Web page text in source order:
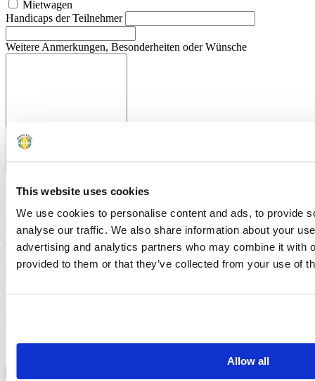
This website uses cookies
We use cookies to personalise content and ads, to provide
analyse our traffic. We also share information about your
advertising and analytics partners who may combine it with
provided to them or that they’ve collected from your use of
Allow all
Mietwagen
Handicaps der Teilnehmer
Weitere Anmerkungen, Besonderheiten oder Wünsche
Email*
Fax
Telefonnummer
Bevorzugte Kontaktaufnahme
per E-Mail per Fax
Bitte um Rückruf
* Ich habe dieDatenschutzerklärunggelesen und stimme zu.